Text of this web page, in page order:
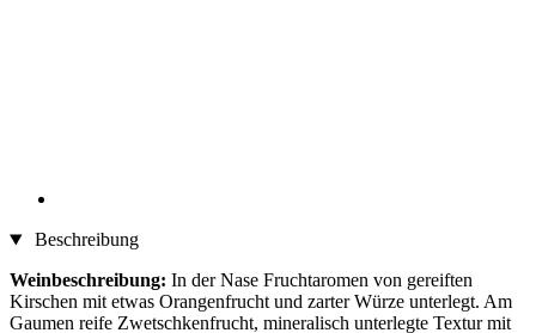
Beschreibung
Weinbeschreibung: In der Nase Fruchtaromen von gereiften
Kirschen mit etwas Orangenfrucht und zarter Würze unterlegt. Am
Gaumen reife Zwetschkenfrucht, mineralisch unterlegte Textur mit